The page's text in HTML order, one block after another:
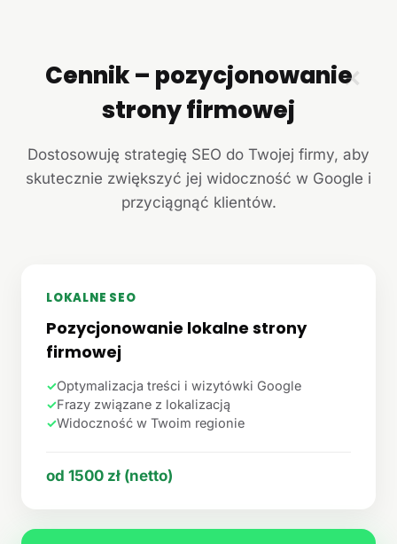
✕
Cennik – pozycjonowanie
strony firmowej
Dostosowuję strategię SEO do Twojej firmy, aby
skutecznie zwiększyć jej widoczność w Google i
przyciągnąć klientów.
LOKALNE SEO
Pozycjonowanie lokalne strony
firmowej
✓Optymalizacja treści i wizytówki Google
✓Frazy związane z lokalizacją
✓Widoczność w Twoim regionie
od 1500 zł (netto)